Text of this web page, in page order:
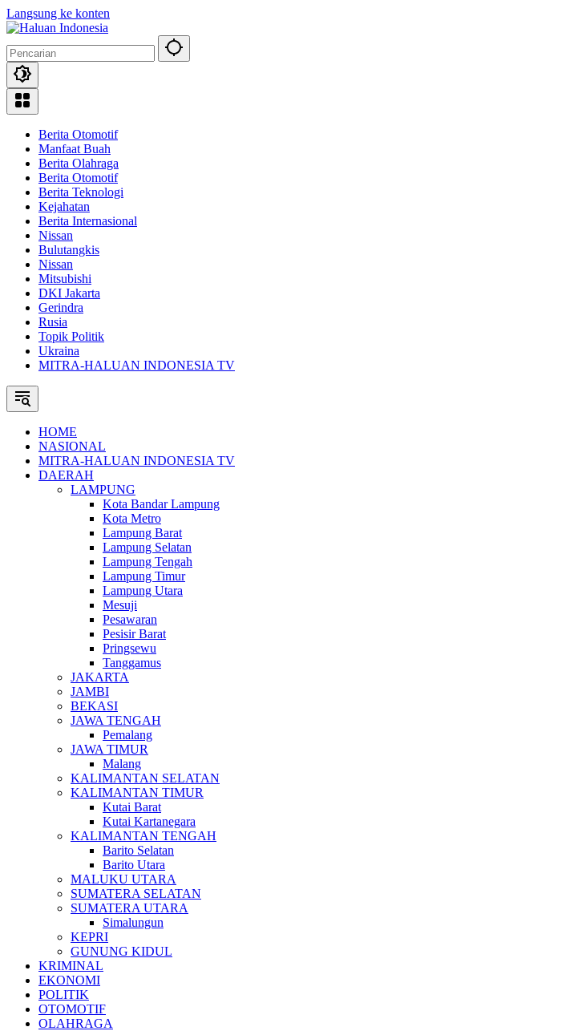
Langsung ke konten
Berita Otomotif
Manfaat Buah
Berita Olahraga
Berita Otomotif
Berita Teknologi
Kejahatan
Berita Internasional
Nissan
Bulutangkis
Nissan
Mitsubishi
DKI Jakarta
Gerindra
Rusia
Topik Politik
Ukraina
MITRA-HALUAN INDONESIA TV
HOME
NASIONAL
MITRA-HALUAN INDONESIA TV
DAERAH
LAMPUNG
Kota Bandar Lampung
Kota Metro
Lampung Barat
Lampung Selatan
Lampung Tengah
Lampung Timur
Lampung Utara
Mesuji
Pesawaran
Pesisir Barat
Pringsewu
Tanggamus
JAKARTA
JAMBI
BEKASI
JAWA TENGAH
Pemalang
JAWA TIMUR
Malang
KALIMANTAN SELATAN
KALIMANTAN TIMUR
Kutai Barat
Kutai Kartanegara
KALIMANTAN TENGAH
Barito Selatan
Barito Utara
MALUKU UTARA
SUMATERA SELATAN
SUMATERA UTARA
Simalungun
KEPRI
GUNUNG KIDUL
KRIMINAL
EKONOMI
POLITIK
OTOMOTIF
OLAHRAGA